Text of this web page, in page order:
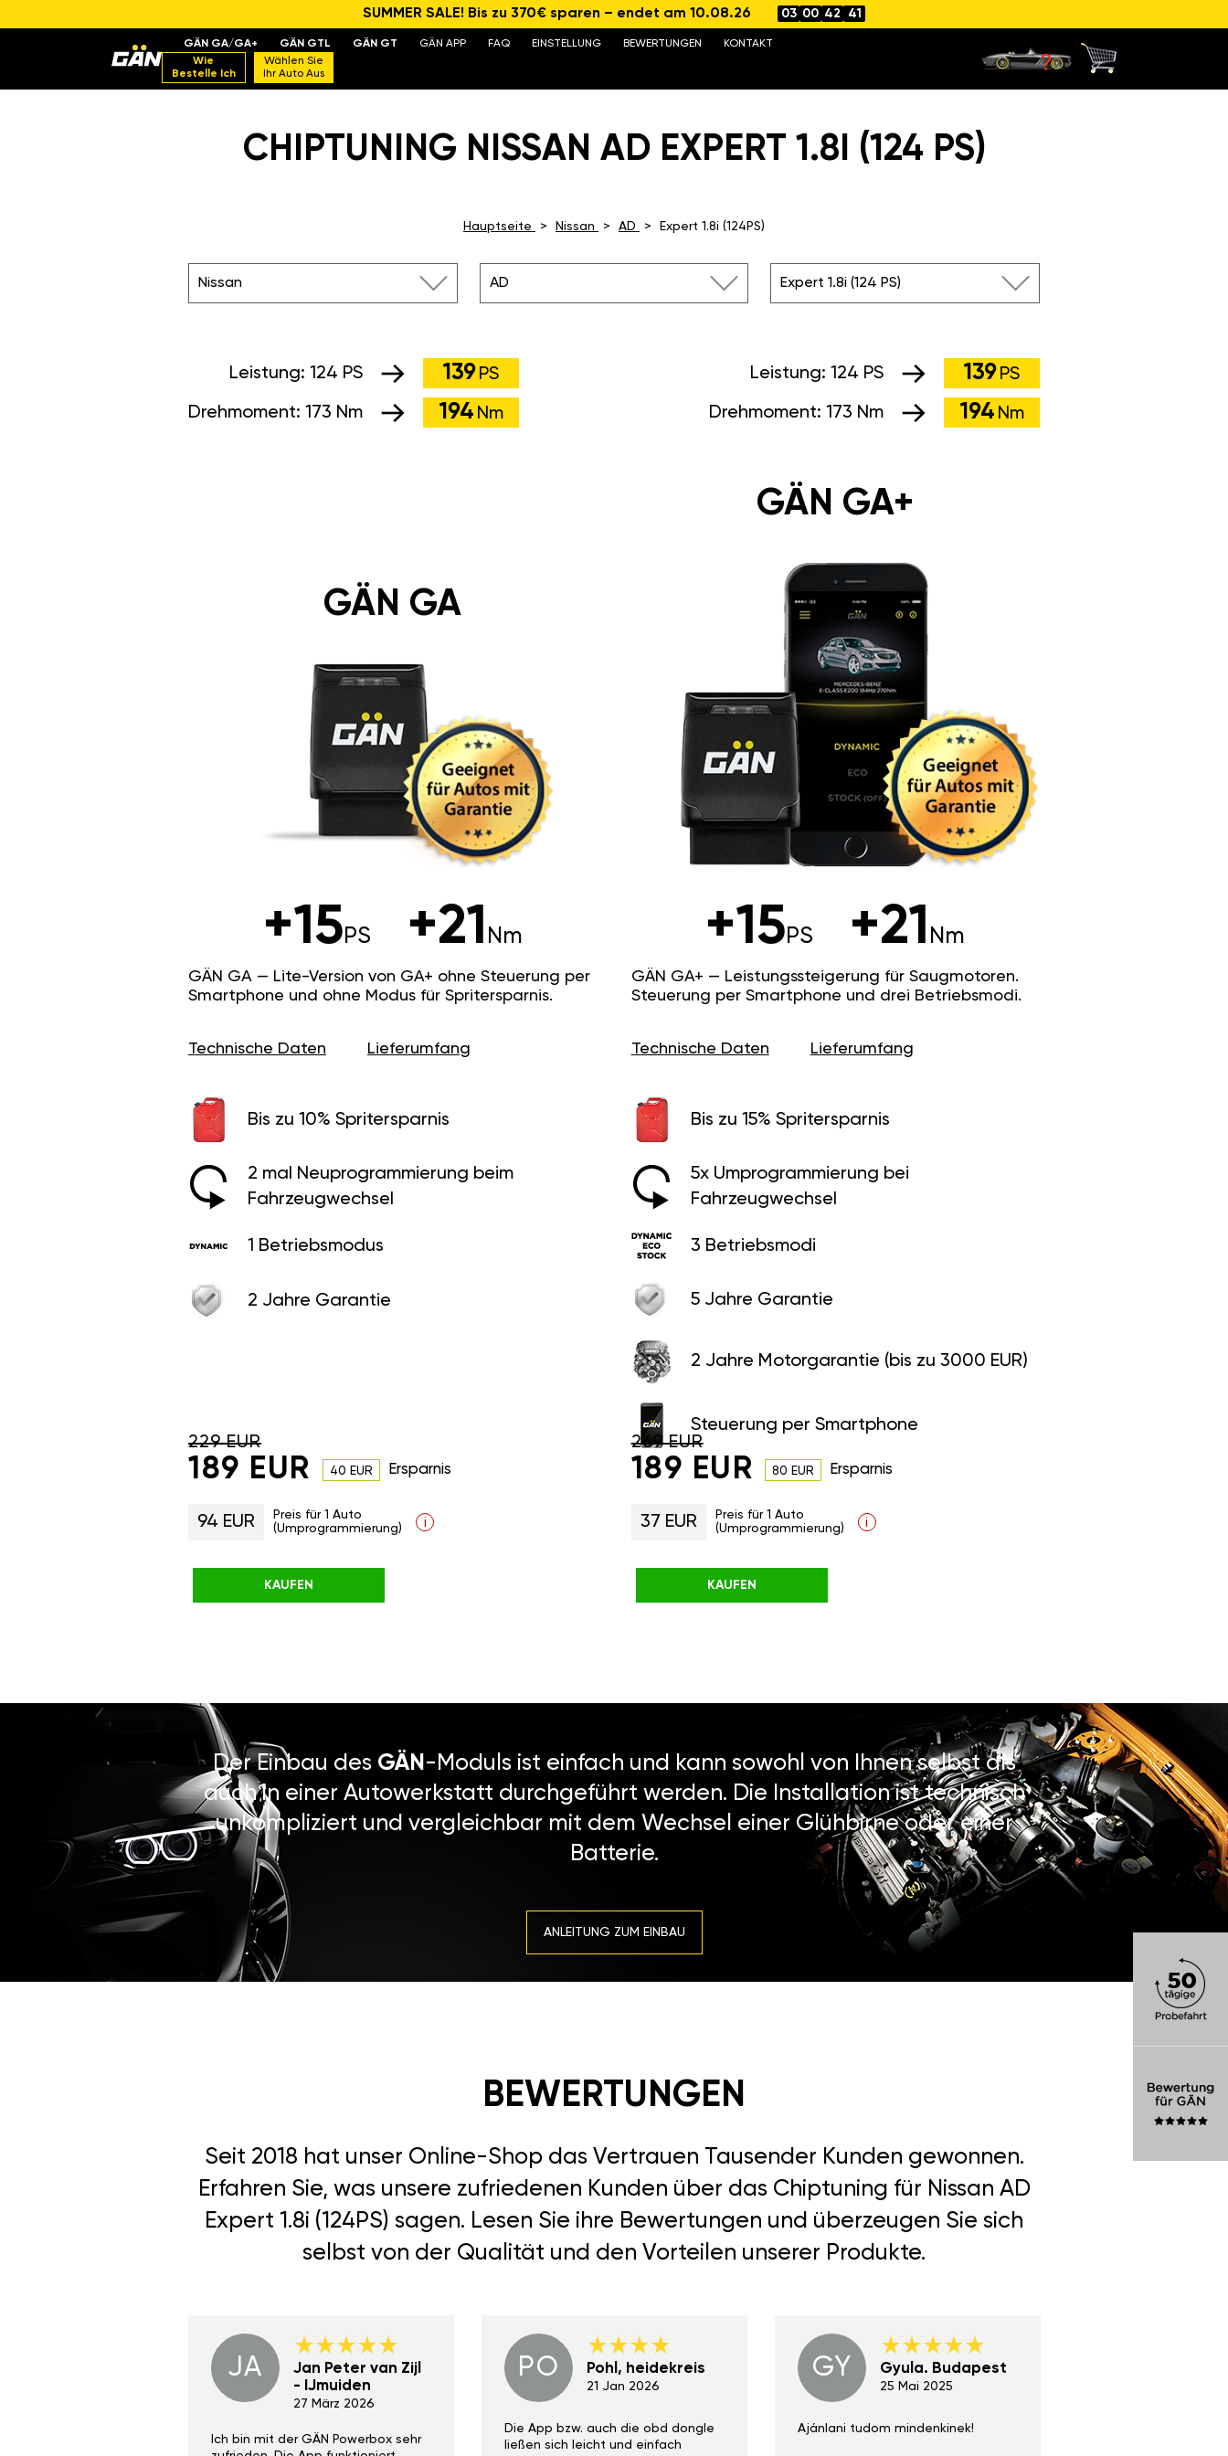
SUMMER SALE! Bis zu 370€ sparen – endet am 10.08.26 03 00 42 40
GÄN GA/GA+ GÄN GTL GÄN GT GÄN APP FAQ EINSTELLUNG BEWERTUNGEN
KONTAKT
Wie
Bestelle Ich
Wählen Sie
Ihr Auto Aus
CHIPTUNING NISSAN AD EXPERT 1.8I (124 PS)
Hauptseite Nissan AD Expert 1.8i (124PS)
Nissan AD Expert 1.8i (124 PS)
Leistung: 124 PS 139 PS
Drehmoment: 173 Nm 194 Nm
Leistung: 124 PS 139 PS
Drehmoment: 173 Nm 194 Nm
GÄN GA+
+15PS +21 Nm
GÄN GA+ — Leistungssteigerung für Saugmotoren.
Steuerung per Smartphone und drei Betriebsmodi.
Technische Daten Lieferumfang
Bis zu 15% Spritersparnis
5x Umprogrammierung bei
Fahrzeugwechsel
3 Betriebsmodi
5 Jahre Garantie
2 Jahre Motorgarantie (bis zu 3000 EUR)
Steuerung per Smartphone
269 EUR
189 EUR 80 EUR Ersparnis
37 EUR
Preis für 1 Auto
(Umprogrammierung)
i
KAUFEN
GÄN GA
+15PS +21 Nm
GÄN GA — Lite-Version von GA+ ohne Steuerung per
Smartphone und ohne Modus für Spritersparnis.
Technische Daten Lieferumfang
Bis zu 10% Spritersparnis
2 mal Neuprogrammierung beim
Fahrzeugwechsel
1 Betriebsmodus
2 Jahre Garantie
229 EUR
189 EUR 40 EUR Ersparnis
94 EUR
Preis für 1 Auto
(Umprogrammierung)
i
KAUFEN
Der Einbau des GÄN-Moduls ist einfach und kann sowohl von Ihnen selbst als
auch in einer Autowerkstatt durchgeführt werden. Die Installation ist technisch
unkompliziert und vergleichbar mit dem Wechsel einer Glühbirne oder einer
Batterie.
ANLEITUNG ZUM EINBAU
BEWERTUNGEN
Seit 2018 hat unser Online-Shop das Vertrauen Tausender Kunden gewonnen.
Erfahren Sie, was unsere zufriedenen Kunden über das Chiptuning für Nissan AD
Expert 1.8i (124PS) sagen. Lesen Sie ihre Bewertungen und überzeugen Sie sich
selbst von der Qualität und den Vorteilen unserer Produkte.
JA
Jan Peter van Zijl
- IJmuiden
27 März 2026
Ich bin mit der GÄN Powerbox sehr
PO Pohl, heidekreis
21 Jan 2026
Die App bzw. auch die obd dongle
ließen sich leicht und einfach
GY Gyula. Budapest
25 Mai 2025
Ajánlani tudom mindenkinek!